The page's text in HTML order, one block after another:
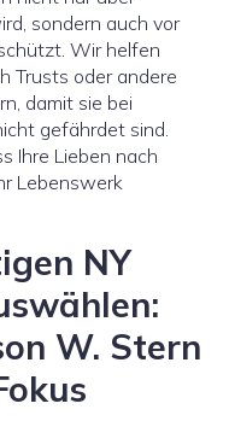
sondern auch vor
Wir helfen
Trusts oder andere
damit sie bei
gefährdet sind.
Ihre Lieben nach
Lebenswerk
NY
W. Stern